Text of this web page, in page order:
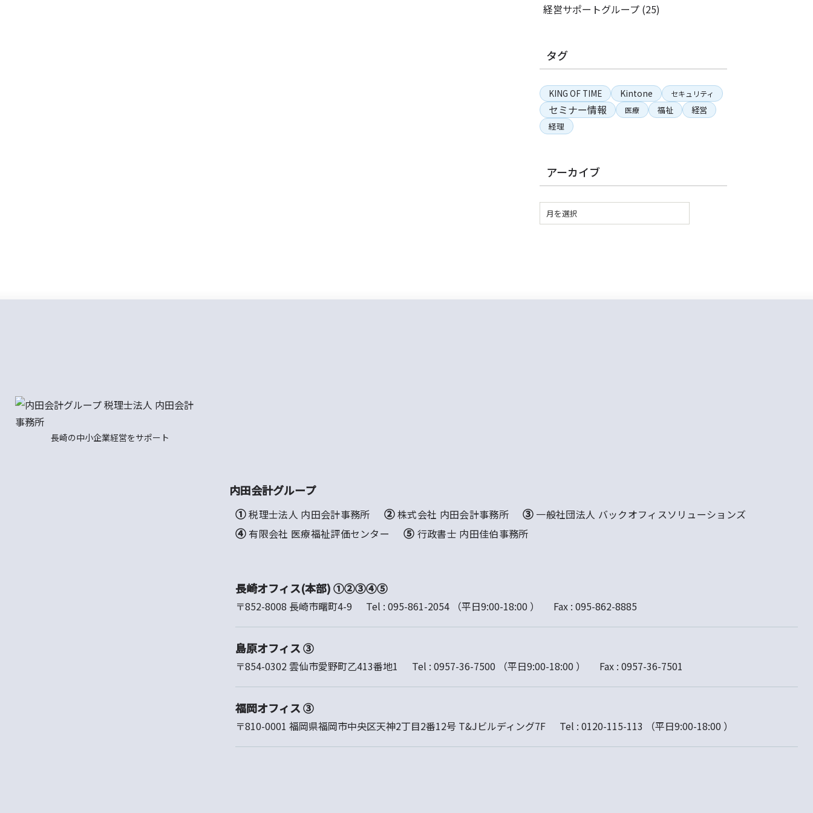
経営サポートグループ (25)
タグ
KING OF TIME Kintone セキュリティ
セミナー情報 医療 福祉 経営
経理
アーカイブ
長崎の中小企業経営をサポート
内田会計グループ
① 税理士法人 内田会計事務所 ② 株式会社 内田会計事務所
③ 一般社団法人 バックオフィスソリューションズ
④ 有限会社 医療福祉評価センター
⑤ 行政書士 内田佳伯事務所
長崎オフィス(本部) ①②③④⑤
〒852-8008 長崎市曙町4-9 Tel :095-861-2054 （平日9:00-18:00 ） Fax :095-862-8885
島原オフィス ③
〒854-0302 雲仙市愛野町乙413番地1 Tel :0957-36-7500 （平日9:00-18:00 ） Fax :0957-36-7501
福岡オフィス ③
〒810-0001 福岡県福岡市中央区天神2丁目2番12号 T&Jビルディング7F Tel :0120-115-113 （平日9:00-18:00 ）